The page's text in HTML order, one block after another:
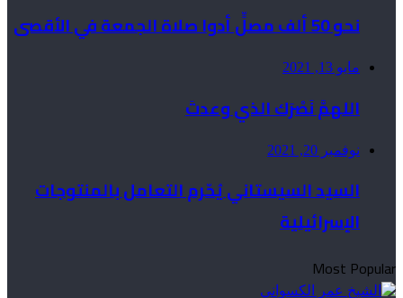
نحو 50 ألف مصلٍّ أدوا صلاة الجمعة في الأقصى
مايو 13, 2021
اللهمَّ نَصْرَك الذي وعدتَ
نوفمبر 20, 2021
السيد السيستاني يُحّرم التعامل بالمنتوجات
الإسرائيلية
Most Popular